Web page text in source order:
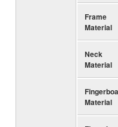
Frame
Material
Neck
Material
Material